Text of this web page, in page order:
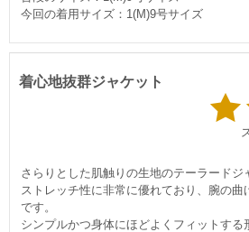
今回の着用サイズ：1(M)9号サイズ
着心地抜群ジャケット
さらりとした肌触りの生地のテーラードジ
ストレッチ性に非常に優れており、腕の曲
です。
シンプルかつ身体にほどよくフィットする